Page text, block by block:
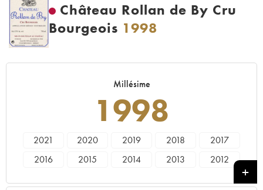
Château Rollan de By Cru
Bourgeois 1998
Millésime
1998
2021 2020 2019 2018
2017
2016
2015 2014 2013
2012